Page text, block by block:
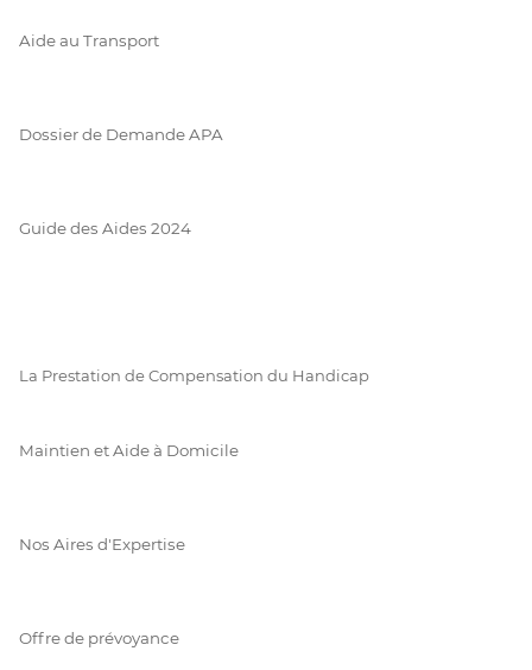
Aide au Transport
Dossier de Demande APA
Guide des Aides 2024
La Prestation de Compensation du Handicap
Maintien et Aide à Domicile
Nos Aires d'Expertise
Offre de prévoyance